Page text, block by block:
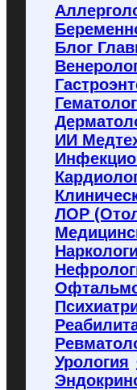
Блог
ИИ
ЛОР
Урология